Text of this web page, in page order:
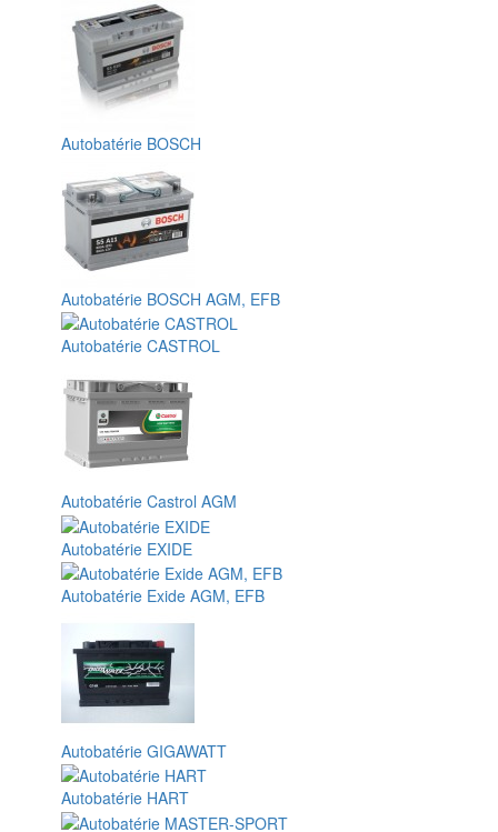
Autobatérie BOSCH
Autobatérie BOSCH AGM, EFB
Autobatérie CASTROL
Autobatérie Castrol AGM
Autobatérie EXIDE
Autobatérie Exide AGM, EFB
Autobatérie GIGAWATT
Autobatérie HART